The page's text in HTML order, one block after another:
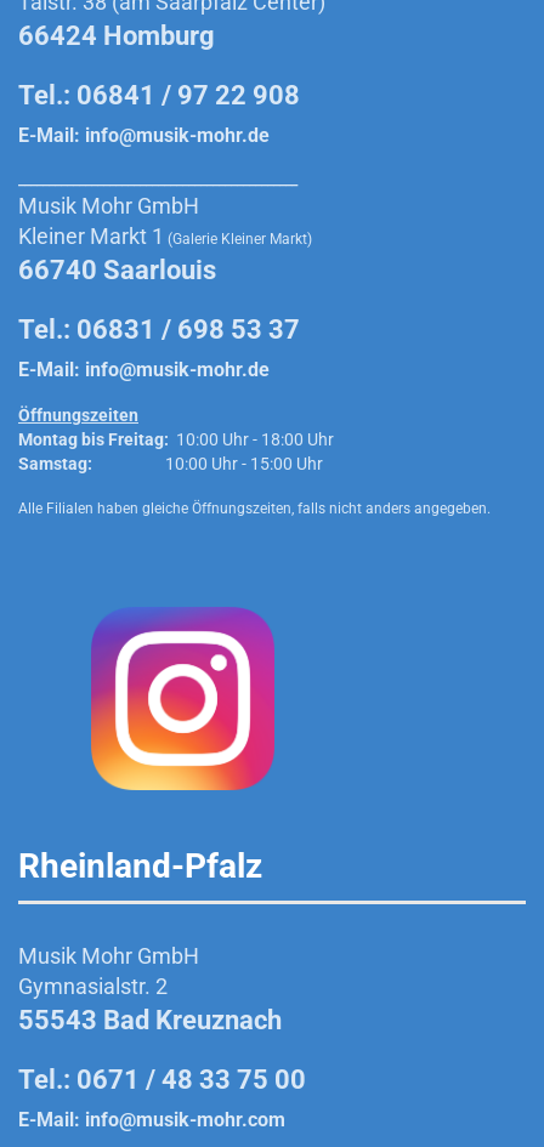
66424 Homburg
Tel.: 06841 / 97 22 908
E-Mail: info@musik-mohr.de
Musik Mohr GmbH
Kleiner Markt 1 (Galerie Kleiner Markt)
66740 Saarlouis
Tel.: 06831 / 698 53 37
E-Mail: info@musik-mohr.de
Öffnungszeiten
Montag bis Freitag: 10:00 Uhr - 18:00 Uhr
Samstag: 10:00 Uhr - 15:00 Uhr
Alle Filialen haben gleiche Öffnungszeiten, falls nicht anders angegeben.
Rheinland-Pfalz
Musik Mohr GmbH
Gymnasialstr. 2
55543 Bad Kreuznach
Tel.: 0671 / 48 33 75 00
E-Mail: info@musik-mohr.com